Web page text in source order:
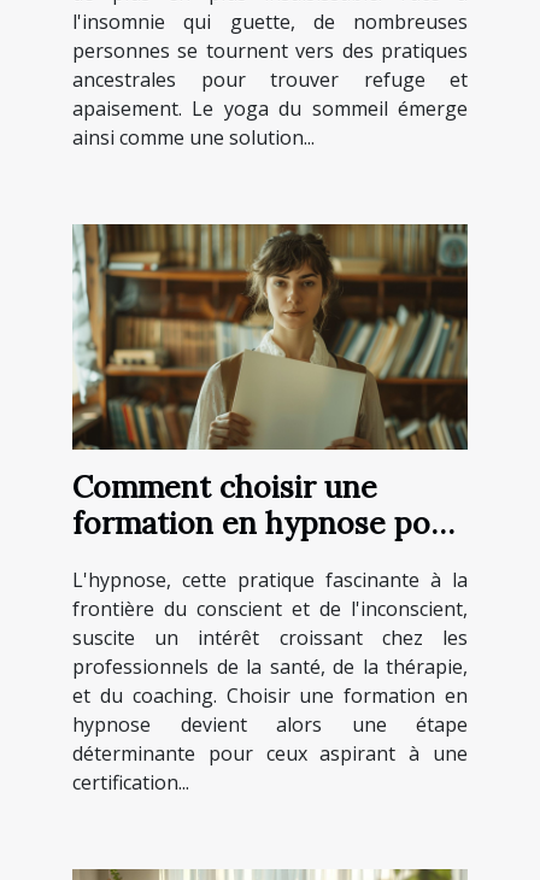
l'insomnie qui guette, de nombreuses
personnes se tournent vers des pratiques
ancestrales pour trouver refuge et
apaisement. Le yoga du sommeil émerge
ainsi comme une solution...
Comment choisir une
formation en hypnose pour
professionnelle
L'hypnose, cette pratique fascinante à la
frontière du conscient et de l'inconscient,
suscite un intérêt croissant chez les
professionnels de la santé, de la thérapie,
et du coaching. Choisir une formation en
hypnose devient alors une étape
déterminante pour ceux aspirant à une
certification...